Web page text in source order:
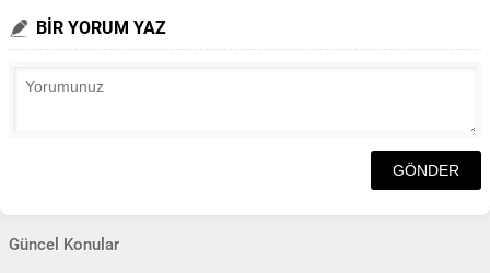
BİR YORUM YAZ
Güncel Konular